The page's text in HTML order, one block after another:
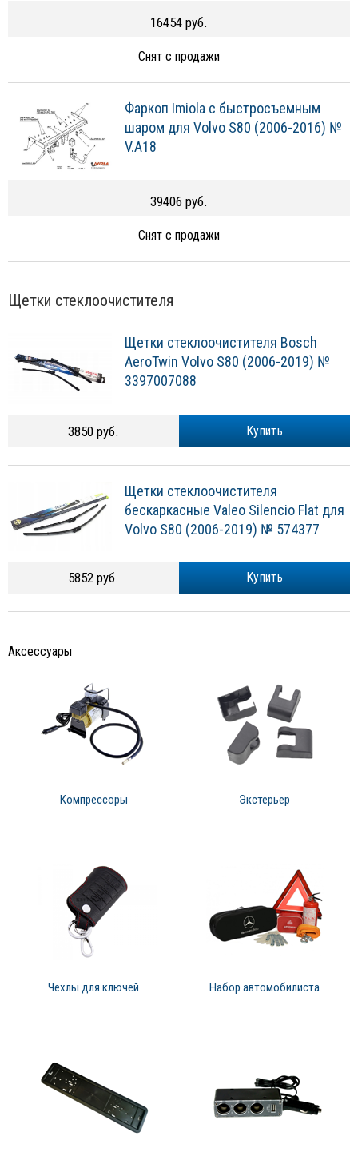
16454 руб.
Снят с продажи
Фаркоп Imiola c быстросъемным
шаром для Volvo S80 (2006-2016) №
V.A18
39406 руб.
Снят с продажи
Щетки стеклоочистителя
Щетки стеклоочистителя Bosch
AeroTwin Volvo S80 (2006-2019) №
3397007088
Купить
3850 руб.
Щетки стеклоочистителя
бескаркасные Valeo Silencio Flat для
Volvo S80 (2006-2019) № 574377
Купить
5852 руб.
Аксессуары
Компрессоры Экстерьер
Чехлы для ключей Набор автомобилиста